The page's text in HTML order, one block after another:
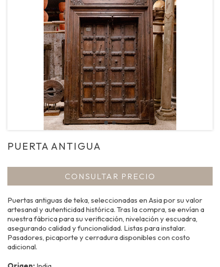
PUERTA ANTIGUA
CONSULTAR PRECIO
Puertas antiguas de teka, seleccionadas en Asia por su valor
artesanal y autenticidad histórica. Tras la compra, se envían a
nuestra fábrica para su verificación, nivelación y escuadra,
asegurando calidad y funcionalidad. Listas para instalar.
Pasadores, picaporte y cerradura disponibles con costo
adicional.